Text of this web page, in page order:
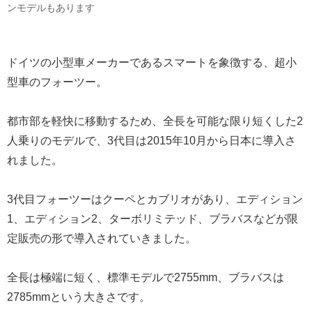
ンモデルもあります
ドイツの小型車メーカーであるスマートを象徴する、超小
型車のフォーツー。
都市部を軽快に移動するため、全長を可能な限り短くした2
人乗りのモデルで、3代目は2015年10月から日本に導入さ
れました。
3代目フォーツーはクーペとカブリオがあり、エディション
1、エディション2、ターボリミテッド、ブラバスなどが限
定販売の形で導入されていきました。
全長は極端に短く、標準モデルで2755mm、ブラバスは
2785mmという大きさです。